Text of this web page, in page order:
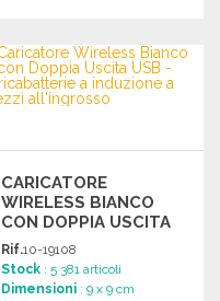
Richiedi un preventivo
CARICATORE
WIRELESS BIANCO
CON DOPPIA USCITA
USB
Rif.10-19108
Stock : 5 381 articoli
Dimensioni : 9 x 9 cm